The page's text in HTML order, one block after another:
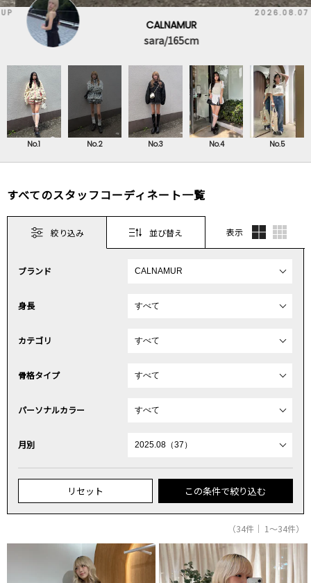
2026.08.07 UP
CALNAMUR
sara/165cm
No.1 No.2 No.3 No.4 No.5
すべてのスタッフコーディネート一覧
絞り込み 並び替え 表示
ブランド
身長
カテゴリ
骨格タイプ
パーソナルカラー
月別
リセット この条件で絞り込む
（34件｜ 1～34件）